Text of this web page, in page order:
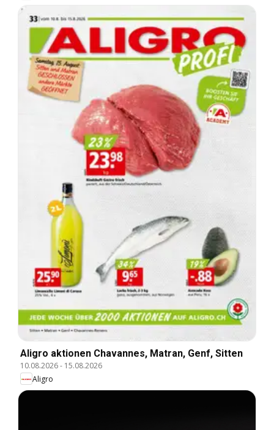
Aligro aktionen Chavannes, Matran, Genf, Sitten
10.08.2026- 15.08.2026
Aligro